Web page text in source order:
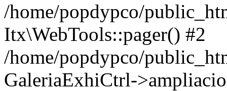
/home/popdypco/
Itx\WebTools::pager() #2
/home/popdypco/
GaleriaExhiCtrl-